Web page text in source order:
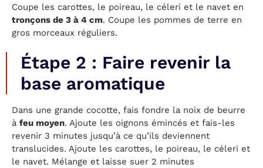
Coupe les carottes, le poireau, le céleri et le navet en
tronçons de 3 à 4 cm. Coupe les pommes de terre en
gros morceaux réguliers.
Étape 2 : Faire revenir la
base aromatique
Dans une grande cocotte, fais fondre la noix de beurre
à feu moyen. Ajoute les oignons émincés et fais-les
revenir 3 minutes jusqu’à ce qu’ils deviennent
translucides. Ajoute les carottes, le poireau, le céleri et
le navet. Mélange et laisse suer 2 minutes